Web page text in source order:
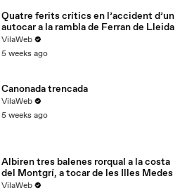
Quatre ferits crítics en l’accident d’un
autocar a la rambla de Ferran de Lleida
VilaWeb
5 weeks ago
Canonada trencada
VilaWeb
5 weeks ago
Albiren tres balenes rorqual a la costa
del Montgrí, a tocar de les Illes Medes
VilaWeb